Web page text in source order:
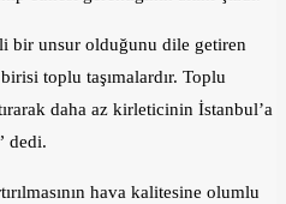
bir unsur olduğunu dile getiren
toplu taşımalardır. Toplu
daha az kirleticinin İstanbul’a
dedi.
hava kalitesine olumlu